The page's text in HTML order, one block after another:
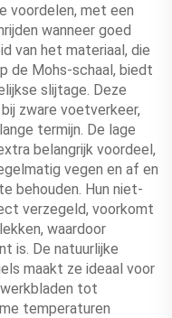
voordelen, met een
wanneer goed
van het materiaal, die
de Mohs-schaal, biedt
slijtage. Deze
zware voetverkeer,
termijn. De lage
belangrijk voordeel,
vegen en af en
behouden. Hun niet-
verzegeld, voorkomt
waardoor
is. De natuurlijke
maakt ze ideaal voor
tot
temperaturen